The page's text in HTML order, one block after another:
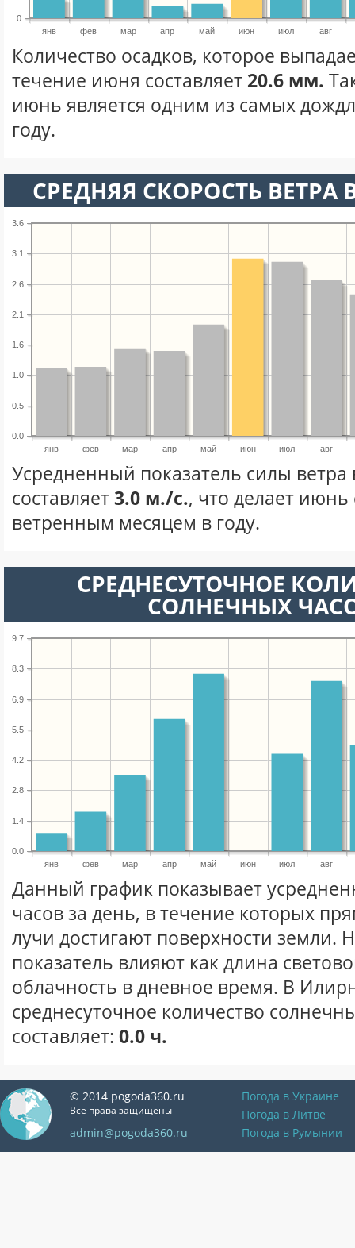
янв фев мар апр май июн июл авг
0
Количество осадков, которое
течение июня составляет 20.6 мм.
июнь является одним из самых
году.
СРЕДНЯЯ СКОРОСТЬ
янв фев мар апр май июн июл авг
0.0
0.5
1.0
1.6
2.1
2.6
3.1
3.6
Усредненный показатель силы
составляет3.0 м./с., что делает
ветренным месяцем в году.
СРЕДНЕСУТОЧНОЕ
СОЛНЕЧНЫХ
янв фев мар апр май июн июл авг
0.0
1.4
2.8
4.2
5.5
6.9
8.3
9.7
Данный график показывает
часов за день, в течение которых
лучи достигают поверхности земли.
показатель влияют как длина
облачность в дневное время. В
среднесуточное количество
составляет: 0.0 ч.
© 2014 pogoda360.ru
Все права защищены
admin@pogoda360.ru
Погода в Украине
Погода в Литве
Погода в Румынии